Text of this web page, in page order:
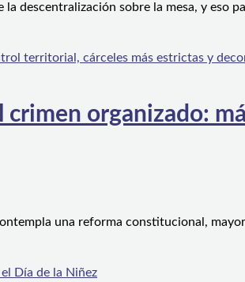
descentralización sobre la mesa, y eso
organizado:
una reforma constitucional,